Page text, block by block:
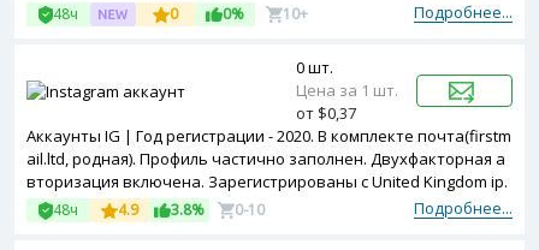
Подробнее...
48ч 0 0% 10+
Аккаунты IG | Год регистрации - 2020. В комплекте почта(firstm
ail.ltd, родная). Профиль частично заполнен. Двухфакторная а
вторизация включена. Зарегистрированы с United Kingdom ip.
Подробнее...
48ч 4.9 3.8% 0-10
0 шт.
Цена за 1 шт.
от $0,37